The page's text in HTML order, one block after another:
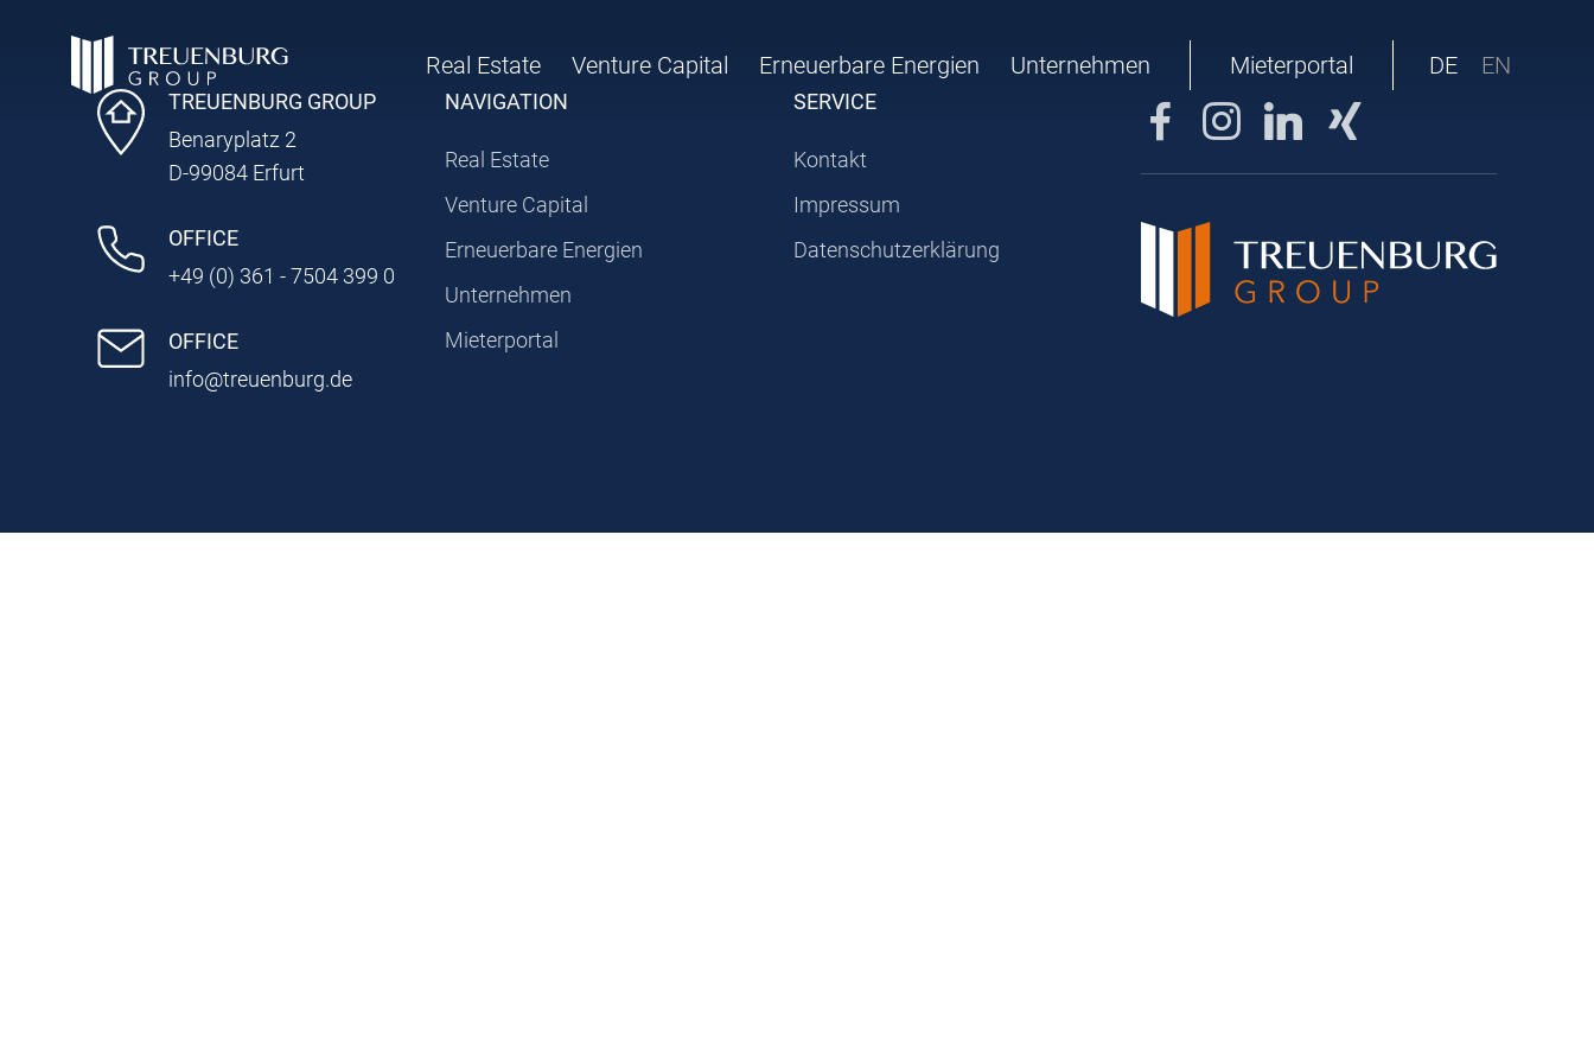
Real Estate Venture Capital Erneuerbare Energien Unternehmen Mieterportal DE EN
TREUENBURG GROUP
Benaryplatz 2
D-99084 Erfurt
OFFICE
+49 (0) 361 - 7504 399 0
OFFICE
info@treuenburg.de
NAVIGATION
Real Estate
Venture Capital
Erneuerbare Energien
Unternehmen
Mieterportal
SERVICE
Kontakt
Impressum
Datenschutzerklärung